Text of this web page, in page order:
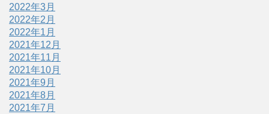
2022年3月
2022年2月
2022年1月
2021年12月
2021年11月
2021年10月
2021年9月
2021年8月
2021年7月